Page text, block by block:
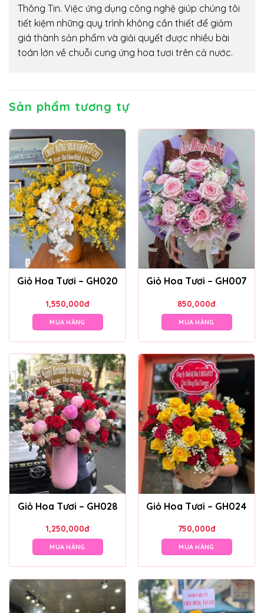
Thông Tin. Việc ứng dụng công nghệ giúp chúng tôi
tiết kiệm những quy trình không cần thiết để giảm
giá thành sản phẩm và giải quyết được nhiều bài
toán lớn về chuỗi cung ứng hoa tươi trên cả nước.
Sản phẩm tương tự
Giỏ Hoa Tươi – GH020
1,550,000đ
MUA HÀNG
Giỏ Hoa Tươi – GH007
850,000đ
MUA HÀNG
Giỏ Hoa Tươi – GH028
1,250,000đ
MUA HÀNG
Giỏ Hoa Tươi – GH024
750,000đ
MUA HÀNG